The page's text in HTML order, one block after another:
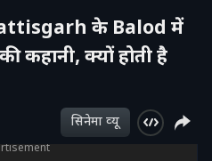
के Balod में
कहानी, क्यों होती है
सिनेमा व्‍यू